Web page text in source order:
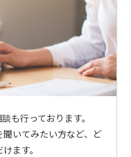
も行っております。
いてみたい方など、ど
ます。